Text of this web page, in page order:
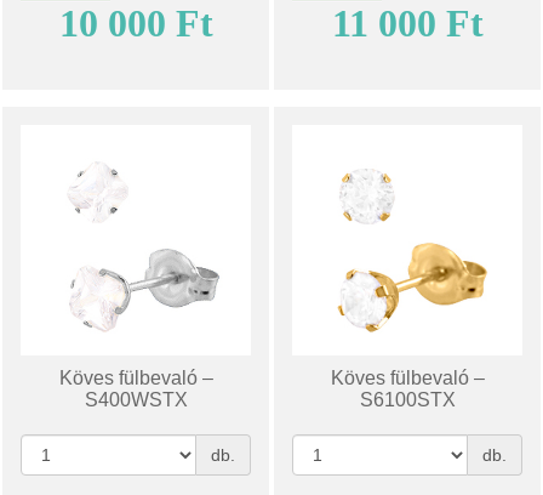
10 000 Ft 11 000 Ft
Köves fülbevaló –
S400WSTX
db.
Köves fülbevaló –
S6100STX
db.